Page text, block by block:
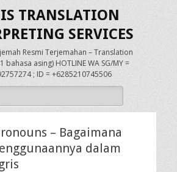
TRANSLATION
SERVICES
Resmi Terjemahan – Translation
bahasa asing) HOTLINE WA SG/MY =
; ID = +6285210745506
– Bagaimana
dalam